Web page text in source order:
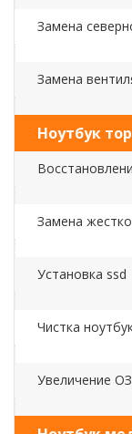
Замена
Замена
Ноутбук
Замена
Установка ssd
Чистка
Увеличение